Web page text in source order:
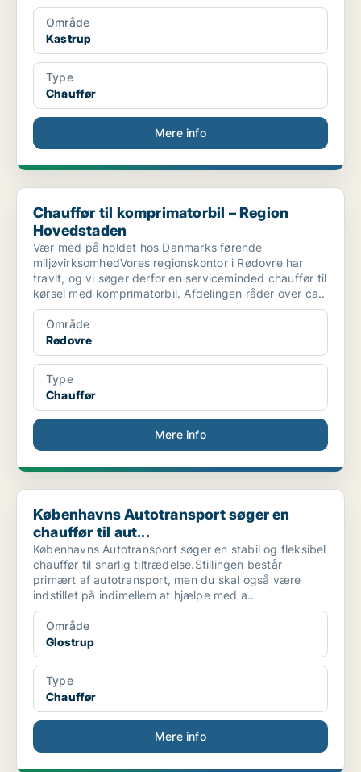
Område
Kastrup
Type
Chauffør
Mere info
Chauffør til komprimatorbil – Region Hovedstaden
Chauffør til komprimatorbil – Region
Hovedstaden
Vær med på holdet hos Danmarks førende
miljøvirksomhedVores regionskontor i Rødovre har
travlt, og vi søger derfor en serviceminded chauffør til
kørsel med komprimatorbil. Afdelingen råder over ca..
Område
Rødovre
Type
Chauffør
Mere info
Københavns Autotransport søger en chauffør til aut...
Københavns Autotransport søger en
chauffør til aut...
Københavns Autotransport søger en stabil og fleksibel
chauffør til snarlig tiltrædelse.Stillingen består
primært af autotransport, men du skal også være
indstillet på indimellem at hjælpe med a..
Område
Glostrup
Type
Chauffør
Mere info